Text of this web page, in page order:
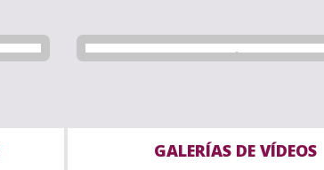
GALERÍAS DE VÍDEOS